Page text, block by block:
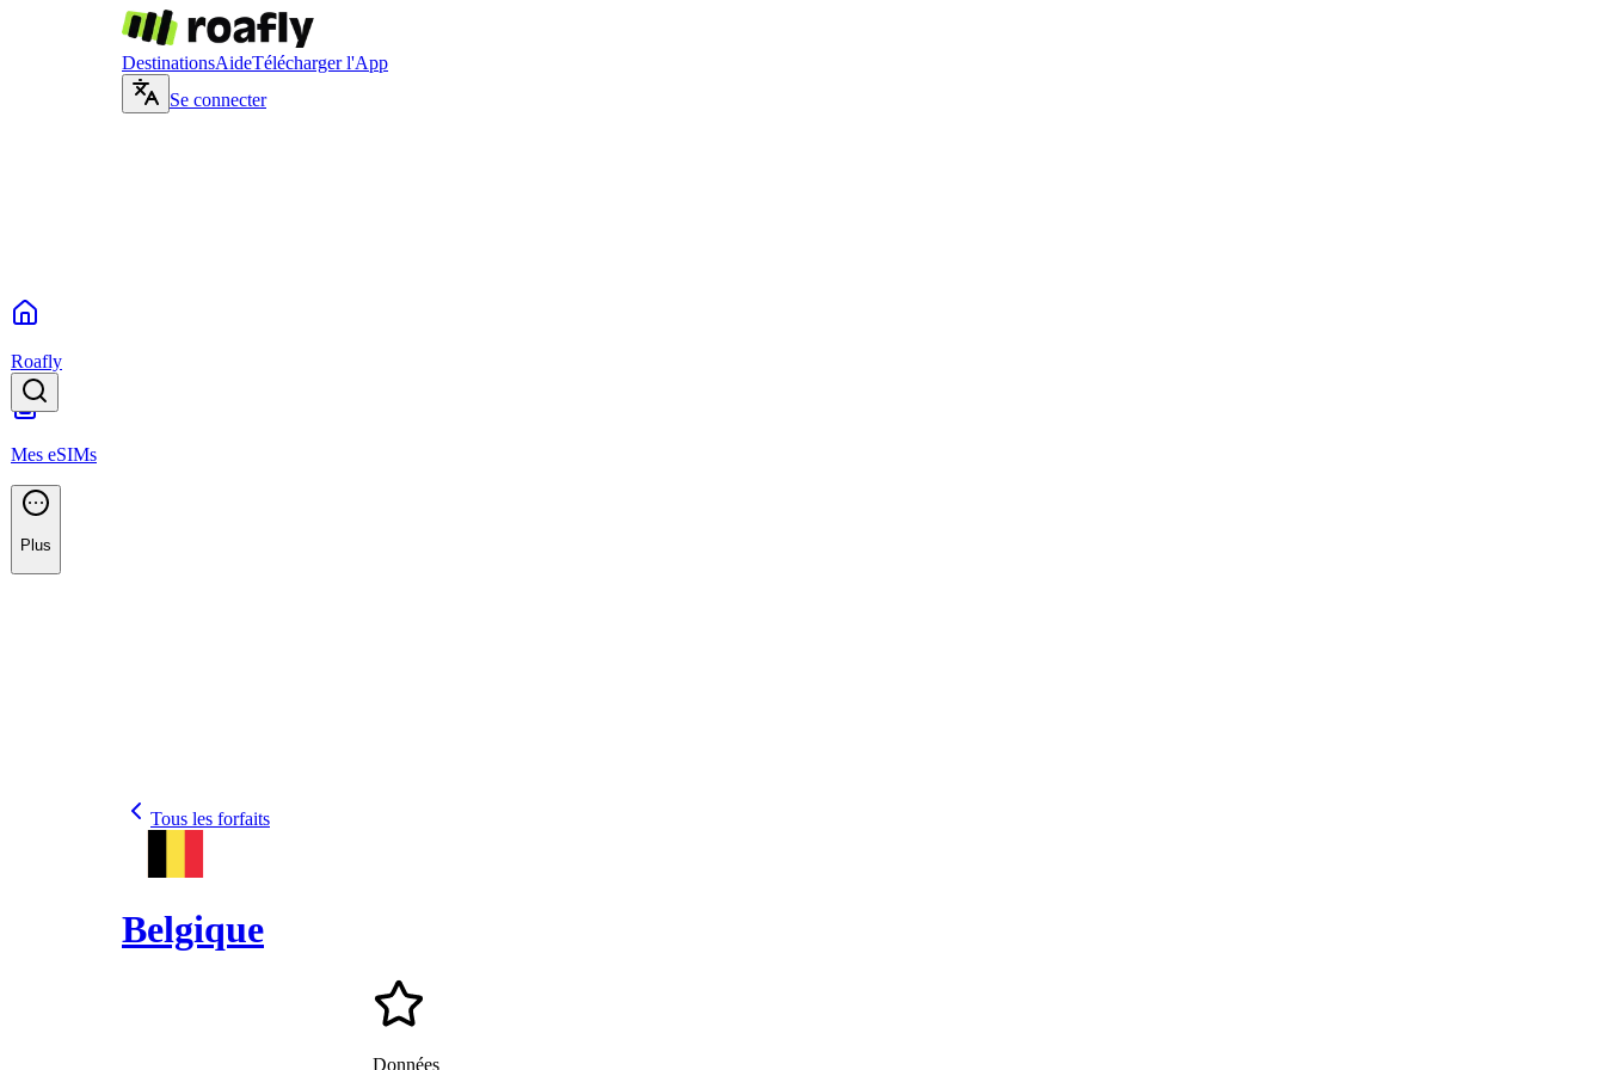
DestinationsAideTélécharger l'App
Se connecter
Roafly
Mes eSIMs
Plus
Tous les forfaits
Belgique
Données